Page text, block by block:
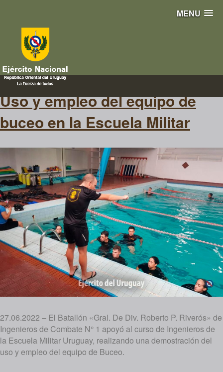
MENU
piscina
Uso y empleo del equipo de
buceo en la Escuela Militar
27.06.2022 – El Batallón «Gral. De Div. Roberto P. Riverós» de
Ingenieros de Combate N° 1 apoyó al curso de Ingenieros de
la Escuela Militar Uruguay, realizando una demostración del
uso y empleo del equipo de Buceo.